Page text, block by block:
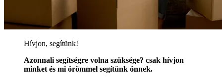
Hívjon, segítünk!
Azonnali segítségre volna szüksége? csak hívjon
minket és mi örömmel segítünk önnek.